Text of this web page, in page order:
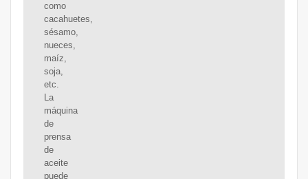
como
cacahuetes,
sésamo,
nueces,
maíz,
soja,
etc.
La
máquina
de
prensa
de
aceite
puede